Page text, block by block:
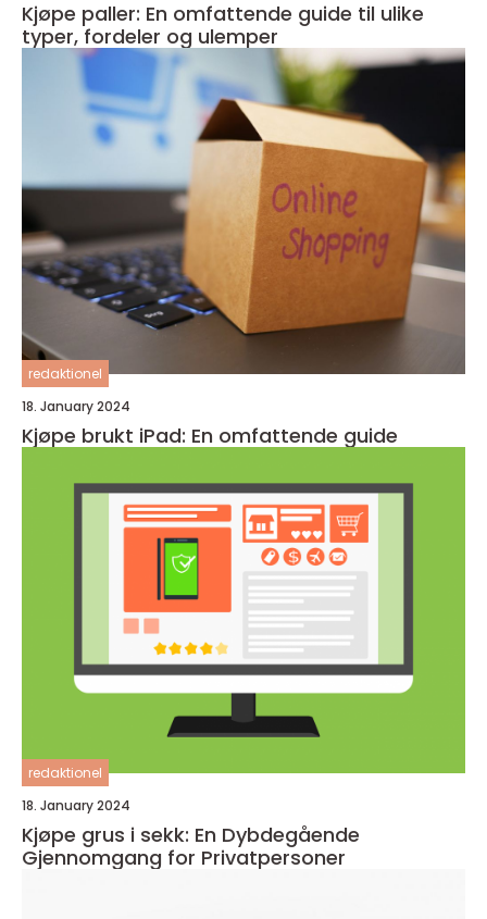
Kjøpe paller: En omfattende guide til ulike
typer, fordeler og ulemper
redaktionel
18. January 2024
Kjøpe brukt iPad: En omfattende guide
redaktionel
18. January 2024
Kjøpe grus i sekk: En Dybdegående
Gjennomgang for Privatpersoner